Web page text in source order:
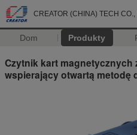
CREATOR (CHINA) TECH CO.,
Dom Produkty
Czytnik kart magnetycznych
wspierający otwartą metodę